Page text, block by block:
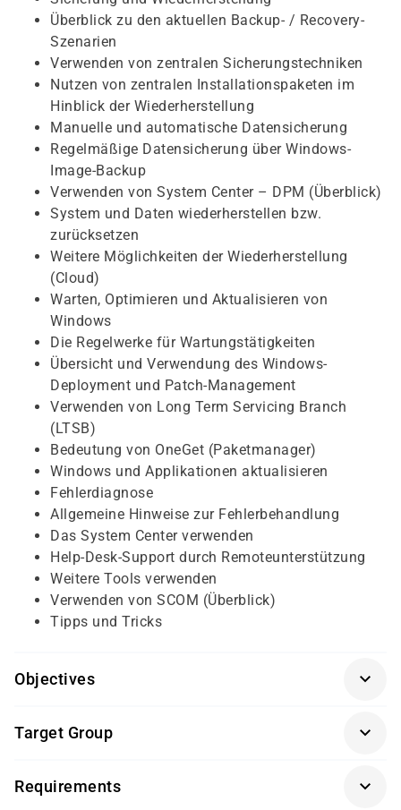
Überblick zu den aktuellen Backup- / Recovery-
Szenarien
Verwenden von zentralen Sicherungstechniken
Nutzen von zentralen Installationspaketen im
Hinblick der Wiederherstellung
Manuelle und automatische Datensicherung
Regelmäßige Datensicherung über Windows-
Image-Backup
Verwenden von System Center – DPM (Überblick)
System und Daten wiederherstellen bzw.
zurücksetzen
Weitere Möglichkeiten der Wiederherstellung
(Cloud)
Warten, Optimieren und Aktualisieren von
Windows
Die Regelwerke für Wartungstätigkeiten
Übersicht und Verwendung des Windows-
Deployment und Patch-Management
Verwenden von Long Term Servicing Branch
(LTSB)
Bedeutung von OneGet (Paketmanager)
Windows und Applikationen aktualisieren
Fehlerdiagnose
Allgemeine Hinweise zur Fehlerbehandlung
Das System Center verwenden
Help-Desk-Support durch Remoteunterstützung
Weitere Tools verwenden
Verwenden von SCOM (Überblick)
Tipps und Tricks
Objectives
Vorkenntnisse mitbringen:
Target Group
Mitarbeiter aus den Bereichen Support und Technik, die
Requirements